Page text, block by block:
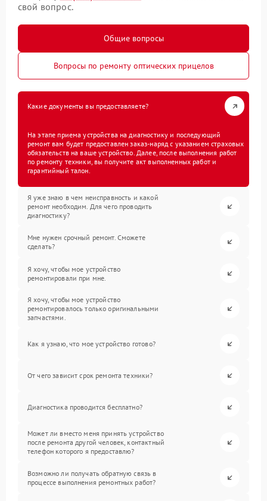
свой вопрос.
Общие вопросы
Вопросы по ремонту оптических прицелов
Какие документы вы предоставляете?
На этапе приема устройства на диагностику и последующий
ремонт вам будет предоставлен заказ-наряд с указанием страховых
обязательств на ваше устройство. Далее, после выполнения работ
по ремонту техники, вы получите акт выполненных работ и
гарантийный талон.
Я уже знаю в чем неисправность и какой
ремонт необходим. Для чего проводить
диагностику?
Мне нужен срочный ремонт. Сможете
сделать?
Я хочу, чтобы мое устройство
ремонтировали при мне.
Я хочу, чтобы мое устройство
ремонтировалось только оригинальными
запчастями.
Как я узнаю, что мое устройство готово?
От чего зависит срок ремонта техники?
Диагностика проводится бесплатно?
Может ли вместо меня принять устройство
после ремонта другой человек, контактный
телефон которого я предоставлю?
Возможно ли получать обратную связь в
процессе выполнения ремонтных работ?